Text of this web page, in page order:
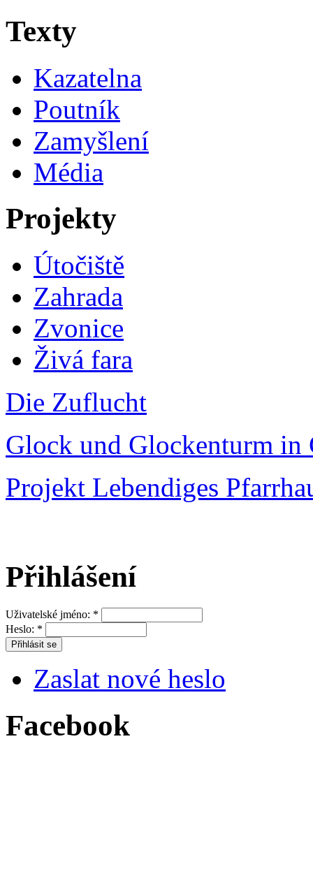
Texty
Kazatelna
Poutník
Zamyšlení
Média
Projekty
Útočiště
Zahrada
Zvonice
Živá fara
Die Zuflucht
Glock und Glockenturm in
Projekt Lebendiges
Přihlášení
Uživatelské jméno: *
Heslo: *
Zaslat nové heslo
Facebook